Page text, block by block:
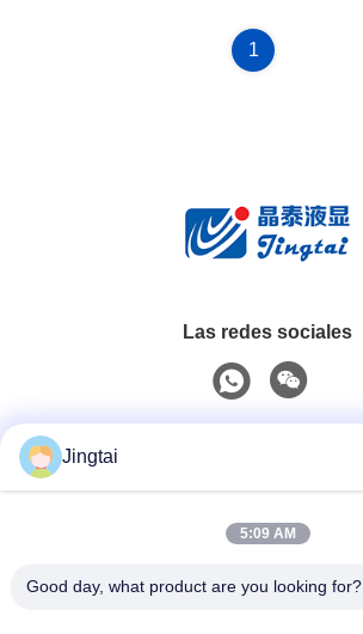
1
Las redes sociales
0086-755-27491128
Jingtai
5:09 AM
Good day, what product are you looking for?